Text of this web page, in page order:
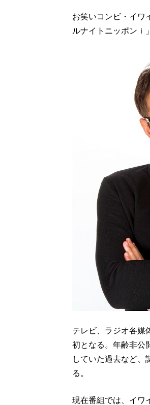
お笑いコンビ・イワ
ルナイトニッポンｉ
テレビ、ラジオ各媒
初となる。年齢非公
していた過去など、
る。
現在番組では、イワ